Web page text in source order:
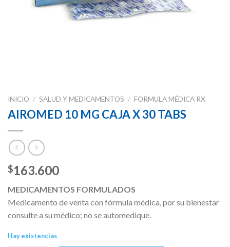
INICIO / SALUD Y MEDICAMENTOS / FORMULA MÉDICA RX
AIROMED 10 MG CAJA X 30 TABS
$163.600
MEDICAMENTOS FORMULADOS
Medicamento de venta con fórmula médica, por su bienestar
consulte a su médico; no se automedique.
Hay existencias